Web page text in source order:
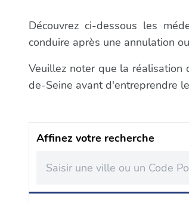
Découvrez ci-dessous les
conduire après une annulation
Veuillez noter que la
de-Seine avant d'entreprendre
Affinez votre recherche